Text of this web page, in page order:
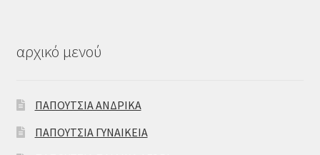
αρχικό μενού
ΠΑΠΟΥΤΣΙΑ ΑΝΔΡΙΚΑ
ΠΑΠΟΥΤΣΙΑ ΓΥΝΑΙΚΕΙΑ